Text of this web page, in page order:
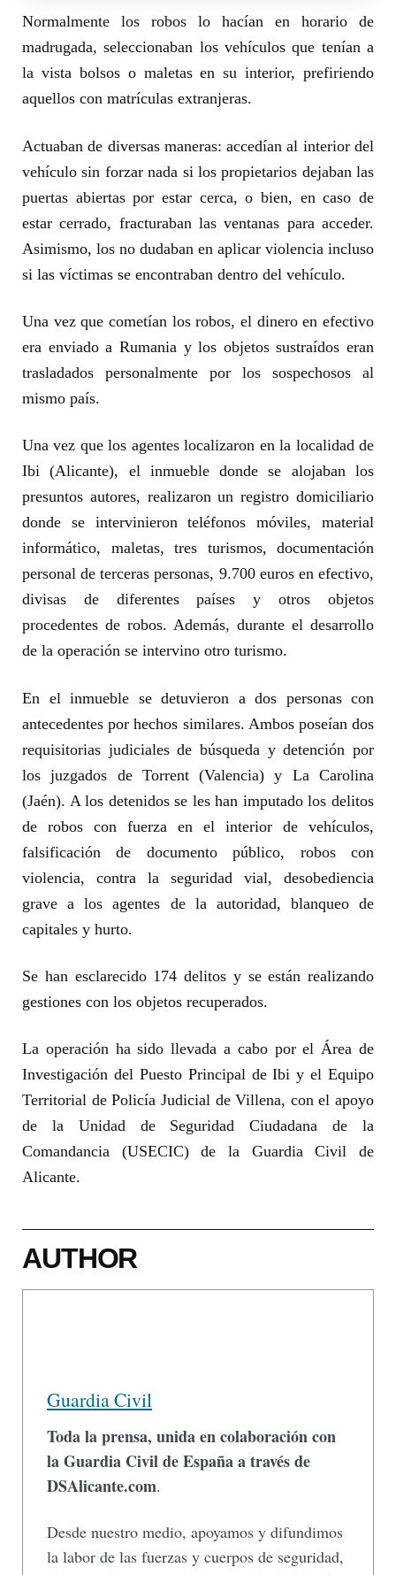
Normalmente los robos lo hacían en horario de
madrugada, seleccionaban los vehículos que tenían a
la vista bolsos o maletas en su interior, prefiriendo
aquellos con matrículas extranjeras.
Actuaban de diversas maneras: accedían al interior del
vehículo sin forzar nada si los propietarios dejaban las
puertas abiertas por estar cerca, o bien, en caso de
estar cerrado, fracturaban las ventanas para acceder.
Asimismo, los no dudaban en aplicar violencia incluso
si las víctimas se encontraban dentro del vehículo.
Una vez que cometían los robos, el dinero en efectivo
era enviado a Rumania y los objetos sustraídos eran
trasladados personalmente por los sospechosos al
mismo país.
Una vez que los agentes localizaron en la localidad de
Ibi (Alicante), el inmueble donde se alojaban los
presuntos autores, realizaron un registro domiciliario
donde se intervinieron teléfonos móviles, material
informático, maletas, tres turismos, documentación
personal de terceras personas, 9.700 euros en efectivo,
divisas de diferentes países y otros objetos
procedentes de robos. Además, durante el desarrollo
de la operación se intervino otro turismo.
En el inmueble se detuvieron a dos personas con
antecedentes por hechos similares. Ambos poseían dos
requisitorias judiciales de búsqueda y detención por
los juzgados de Torrent (Valencia) y La Carolina
(Jaén). A los detenidos se les han imputado los delitos
de robos con fuerza en el interior de vehículos,
falsificación de documento público, robos con
violencia, contra la seguridad vial, desobediencia
grave a los agentes de la autoridad, blanqueo de
capitales y hurto.
Se han esclarecido 174 delitos y se están realizando
gestiones con los objetos recuperados.
La operación ha sido llevada a cabo por el Área de
Investigación del Puesto Principal de Ibi y el Equipo
Territorial de Policía Judicial de Villena, con el apoyo
de la Unidad de Seguridad Ciudadana de la
Comandancia (USECIC) de la Guardia Civil de
Alicante.
AUTHOR
Guardia Civil
Toda la prensa, unida en colaboración con
la Guardia Civil de España a través de
DSAlicante.com.
Desde nuestro medio, apoyamos y difundimos
la labor de las fuerzas y cuerpos de seguridad,